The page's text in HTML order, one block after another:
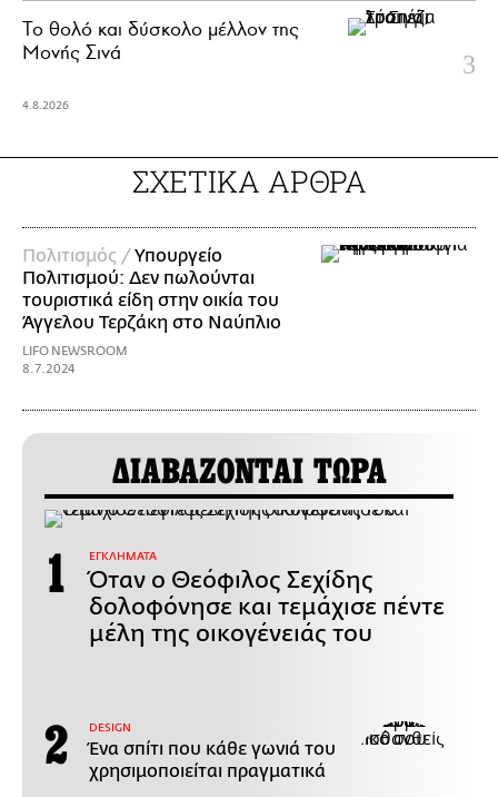
Το θολό και δύσκολο μέλλον της
Μονής Σινά
4.8.2026
ΣΧΕΤΙΚΑ ΑΡΘΡΑ
Πολιτισμός /Υπουργείο
Πολιτισμού: Δεν πωλούνται
τουριστικά είδη στην οικία του
Άγγελου Τερζάκη στο Ναύπλιο
LIFO NEWSROOM
8.7.2024
ΔΙΑΒΑΖΟΝΤΑΙ ΤΩΡΑ
ΕΓΚΛΗΜΑΤΑ
Όταν ο Θεόφιλος Σεχίδης
δολοφόνησε και τεμάχισε πέντε
μέλη της οικογένειάς του
DESIGN
Ένα σπίτι που κάθε γωνιά του
χρησιμοποιείται πραγματικά